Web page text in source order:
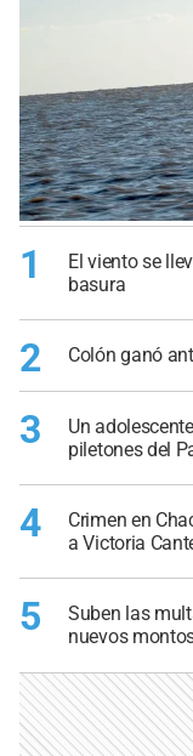
1
El viento se
basura
2 Colón ganó
3
Un
piletones del
4
Crimen en
a Victoria
5
Suben las
nuevos